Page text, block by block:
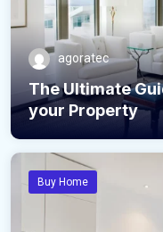
agoratec
The Ultimate
your Property
Buy Home